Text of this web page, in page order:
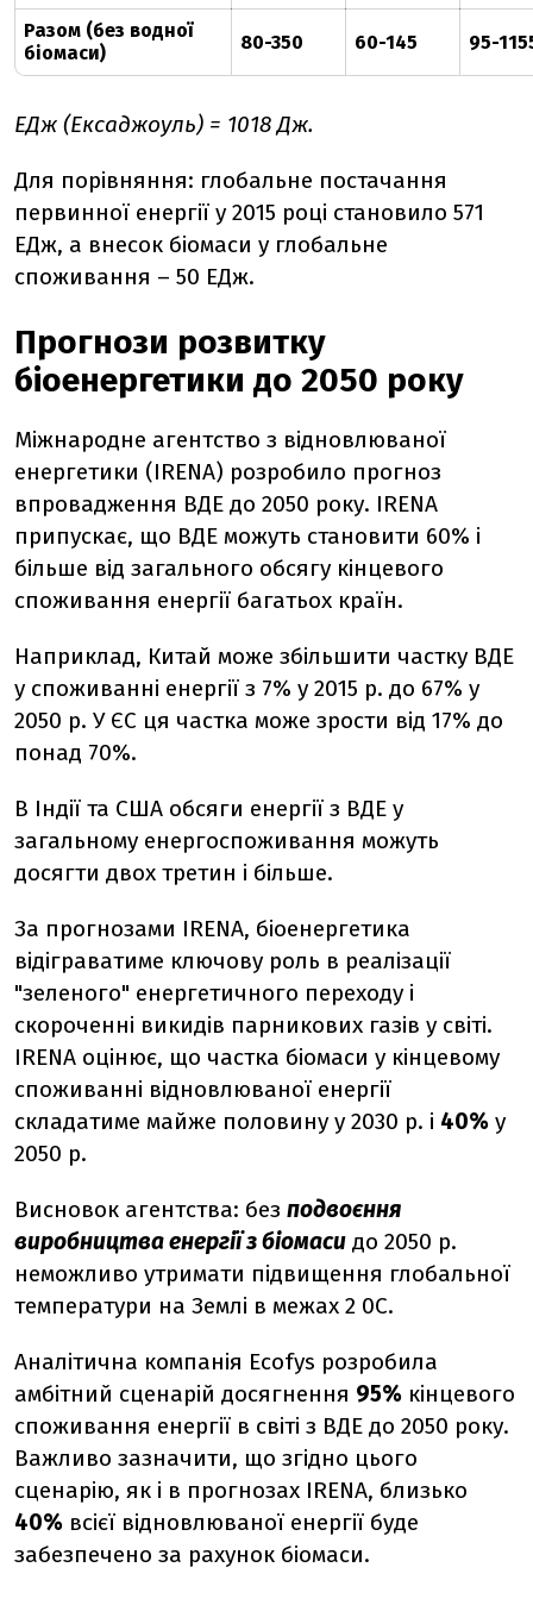
Разом (без водної
біомаси)
80-350 60-145 95-
ЕДж (Ексаджоуль) = 1018Дж.
Для порівняння: глобальне постачання
первинної енергії у 2015 році становило 571
ЕДж, а внесок біомаси у глобальне
споживання – 50 ЕДж.
Прогнози розвитку
біоенергетики до 2050 року
Міжнародне агентство з відновлюваної
енергетики (IRENA) розробило прогноз
впровадження ВДЕ до 2050 року. IRENA
припускає, що ВДЕ можуть становити 60% і
більше від загального обсягу кінцевого
споживання енергії багатьох країн.
Наприклад, Китай може збільшити частку ВДЕ
у споживанні енергії з 7% у 2015 р. до 67% у
2050 р. У ЄС ця частка може зрости від 17% до
понад 70%.
В Індії та США обсяги енергії з ВДЕ у
загальному енергоспоживання можуть
досягти двох третин і більше.
За прогнозами IRENA, біоенергетика
відіграватиме ключову роль в реалізації
"зеленого" енергетичного переходу і
скороченні викидів парникових газів у світі.
IRENA оцінює, що частка біомаси у кінцевому
споживанні відновлюваної енергії
складатиме майже половину у 2030 р. і 40% у
2050 р.
Висновок агентства: без подвоєння
виробництва енергії з біомаси до 2050 р.
неможливо утримати підвищення глобальної
температури на Землі в межах 2 0С.
Аналітична компанія Ecofys розробила
амбітний сценарій досягнення 95% кінцевого
споживання енергії в світі з ВДЕ до 2050 року.
Важливо зазначити, що згідно цього
сценарію, як і в прогнозах IRENA, близько
40% всієї відновлюваної енергії буде
забезпечено за рахунок біомаси.